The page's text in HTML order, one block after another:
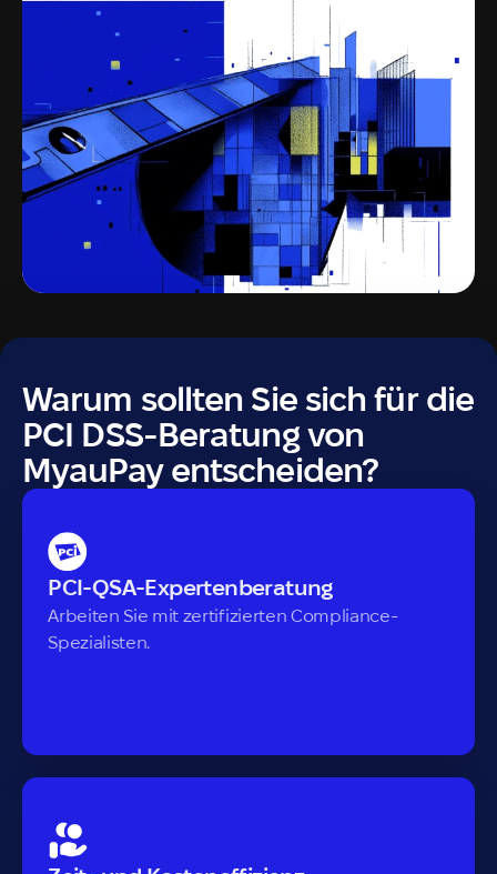
Warum sollten Sie sich für die
PCI DSS-Beratung von
MyauPay entscheiden?
PCI-QSA-Expertenberatung
Arbeiten Sie mit zertifizierten Compliance-
Spezialisten.